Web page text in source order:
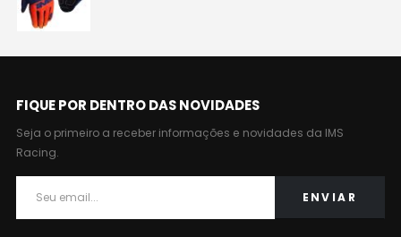
FIQUE POR DENTRO DAS NOVIDADES
Seja o primeiro a receber informações e novidades da IMS
Racing.